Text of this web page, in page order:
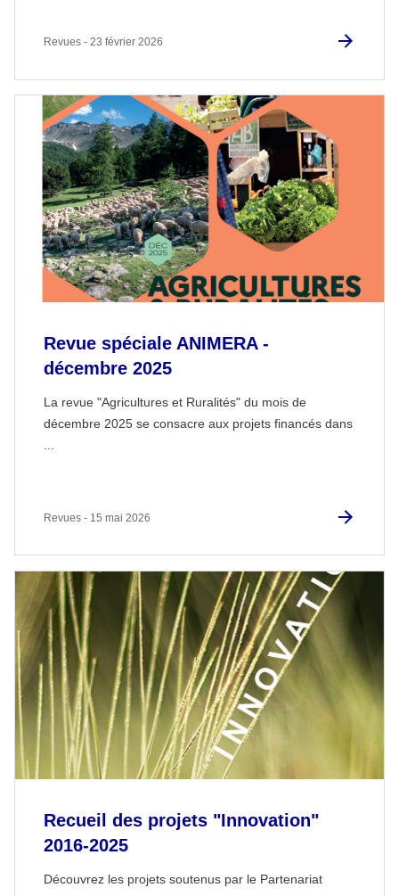
Revues - 23 février 2026
Revue spéciale ANIMERA -
décembre 2025
La revue "Agricultures et Ruralités" du mois de
décembre 2025 se consacre aux projets financés dans
...
Revues - 15 mai 2026
Recueil des projets "Innovation"
2016-2025
Découvrez les projets soutenus par le Partenariat